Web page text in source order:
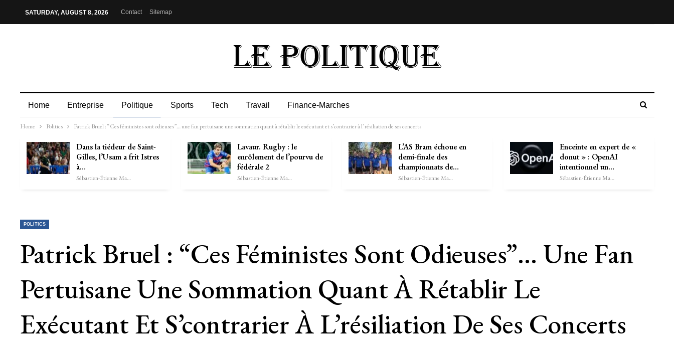
SATURDAY, AUGUST 8, 2026 Contact Sitemap
Home Entreprise Politique Sports Tech Travail Finance-Marches
Home Politics Patrick Bruel : “Ces féministes sont odieuses”… une fan pertuisane une sommation quant à rétablir le exécutant et s’contrarier à l’résiliation de ses concerts
Dans la tiédeur de Saint-
Gilles, l’Usam a frit Istres
à…
Sébastien-Étienne Marechal
Lavaur. Rugby : le
enrôlement de l’pourvu de
fédérale 2
Sébastien-Étienne Marechal
L’AS Bram échoue en
demi-finale des
championnats de…
Sébastien-Étienne Marechal
Enceinte en expert de «
donut » : OpenAI
intentionnel un…
Sébastien-Étienne Marechal
POLITICS
Patrick Bruel : “Ces Féministes Sont Odieuses”… Une Fan
Pertuisane Une Sommation Quant À Rétablir Le
Exécutant Et S’contrarier À L’résiliation De Ses Concerts